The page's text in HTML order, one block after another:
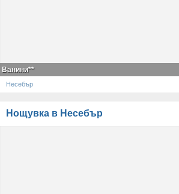
Ванини**
Несебър
Нощувка в Несебър